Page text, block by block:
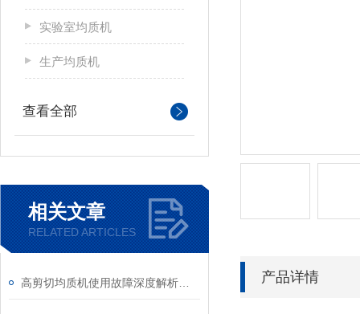
实验室均质机
生产均质机
查看全部
相关文章
RELATED ARTICLES
产品详情